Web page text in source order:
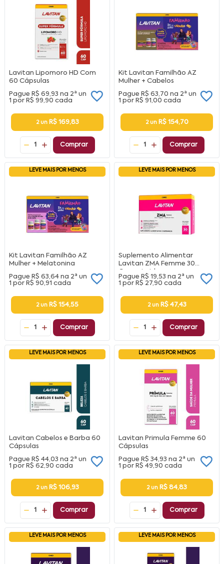
Lavitan Lipomoro HD Com
60 Cápsulas
Pague R$ 69,93 na 2ª un
1 por R$ 99,90 cada
2 un R$ 169,83
1 Comprar
Kit Lavitan Familhão AZ
Mulher + Cabelos
Pague R$ 63,70 na 2ª un
1 por R$ 91,00 cada
2 un R$ 154,70
1 Comprar
LEVE MAIS POR MENOS
Kit Lavitan Familhão AZ
Mulher + Melatonina
Pague R$ 63,64 na 2ª un
1 por R$ 90,91 cada
2 un R$ 154,55
1 Comprar
LEVE MAIS POR MENOS
Suplemento Alimentar
Lavitan ZMA Femme 30
Comprimidos
Pague R$ 19,53 na 2ª un
1 por R$ 27,90 cada
2 un R$ 47,43
1 Comprar
LEVE MAIS POR MENOS
Lavitan Cabelos e Barba 60
Cápsulas
Pague R$ 44,03 na 2ª un
1 por R$ 62,90 cada
2 un R$ 106,93
1 Comprar
LEVE MAIS POR MENOS
Lavitan Primula Femme 60
Cápsulas
Pague R$ 34,93 na 2ª un
1 por R$ 49,90 cada
2 un R$ 84,83
1 Comprar
LEVE MAIS POR MENOS LEVE MAIS POR MENOS